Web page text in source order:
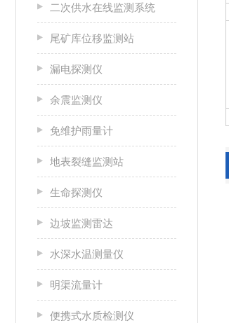
二次供水在线监测系统
尾矿库位移监测站
漏电探测仪
余震监测仪
免维护雨量计
地表裂缝监测站
生命探测仪
边坡监测雷达
水深水温测量仪
明渠流量计
便携式水质检测仪